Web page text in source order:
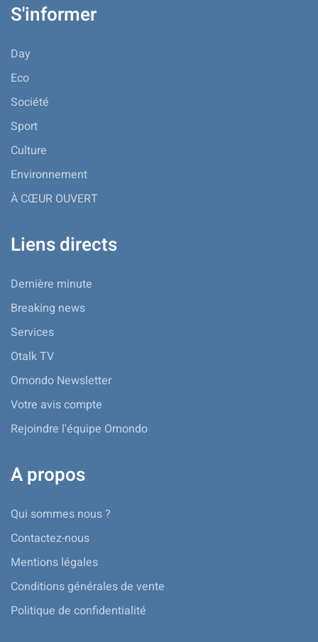
S'informer
Day
Eco
Société
Sport
Culture
Environnement
À CŒUR OUVERT
Liens directs
Dernière minute
Breaking news
Services
Otalk TV
Omondo Newsletter
Votre avis compte
Rejoindre l'équipe Omondo
A propos
Qui sommes nous ?
Contactez-nous
Mentions légales
Conditions générales de vente
Politique de confidentialité